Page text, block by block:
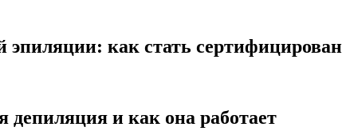
эпиляции: как стать
депиляция и как она работает